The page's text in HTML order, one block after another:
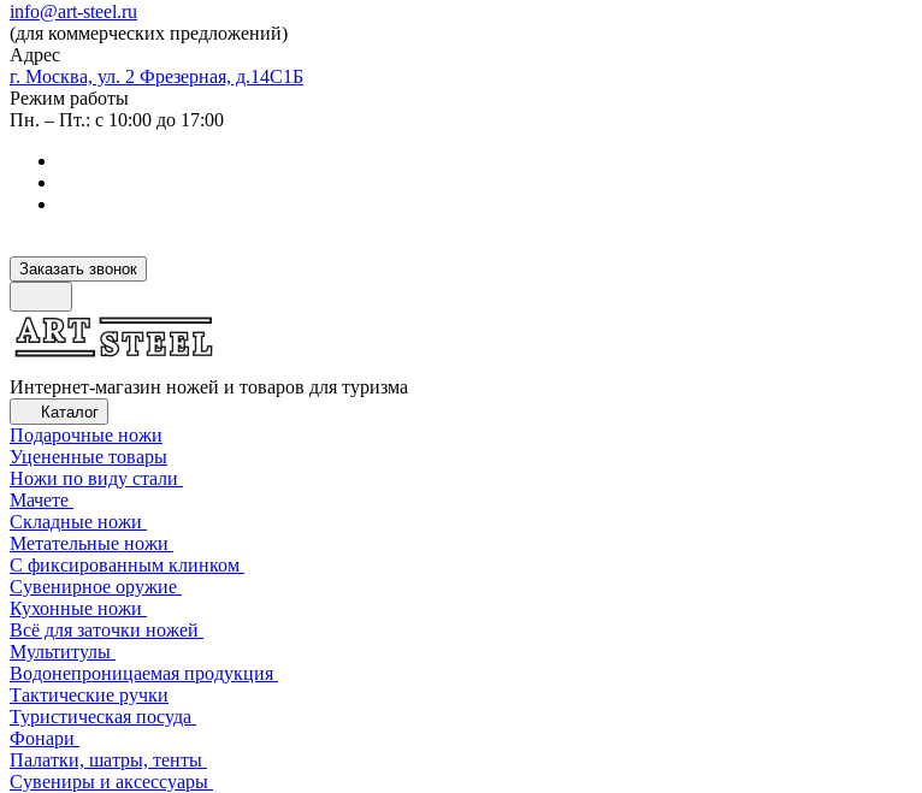
info@art-steel.ru
(для коммерческих предложений)
Адрес
г. Москва, ул. 2 Фрезерная, д.14С1Б
Режим работы
Пн. – Пт.: с 10:00 до 17:00
Заказать звонок
Интернет-магазин ножей и товаров для туризма
Каталог
Подарочные ножи
Уцененные товары
Ножи по виду стали
Мачете
Складные ножи
Метательные ножи
С фиксированным клинком
Сувенирное оружие
Кухонные ножи
Всё для заточки ножей
Мультитулы
Водонепроницаемая продукция
Тактические ручки
Туристическая посуда
Фонари
Палатки, шатры, тенты
Сувениры и аксессуары